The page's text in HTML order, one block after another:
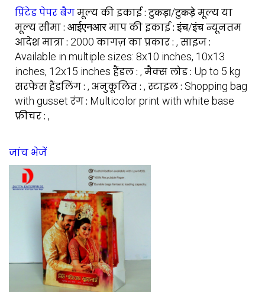
प्रिंटेड पेपर बैगमूल्य की इकाई :टुकड़ा/टुकड़ेमूल्य या
मूल्य सीमा : आईएनआरमाप की इकाई :इंच/इंचन्यूनतम
आदेश मात्रा : 2000 कागज़ का प्रकार : , साइज :
Available in multiple sizes: 8x10 inches, 10x13
inches, 12x15 inches हैंडल : , मैक्स लोड : Up to 5 kg
सरफेस हैंडलिंग : , अनुकूलित : , स्टाइल : Shopping bag
with gusset रंग : Multicolor print with white base
फ़ीचर : ,
जांच भेजें